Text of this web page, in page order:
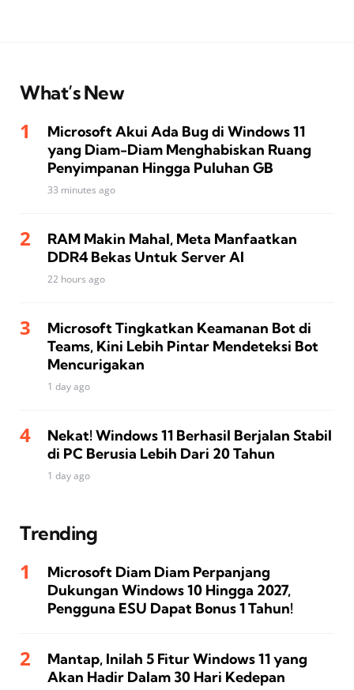
What’s New
Microsoft Akui Ada Bug di Windows 11
yang Diam-Diam Menghabiskan Ruang
Penyimpanan Hingga Puluhan GB
33 minutes ago
RAM Makin Mahal, Meta Manfaatkan
DDR4 Bekas Untuk Server AI
22 hours ago
Microsoft Tingkatkan Keamanan Bot di
Teams, Kini Lebih Pintar Mendeteksi Bot
Mencurigakan
1 day ago
Nekat! Windows 11 Berhasil Berjalan Stabil
di PC Berusia Lebih Dari 20 Tahun
1 day ago
Trending
Microsoft Diam Diam Perpanjang
Dukungan Windows 10 Hingga 2027,
Pengguna ESU Dapat Bonus 1 Tahun!
Mantap, Inilah 5 Fitur Windows 11 yang
Akan Hadir Dalam 30 Hari Kedepan